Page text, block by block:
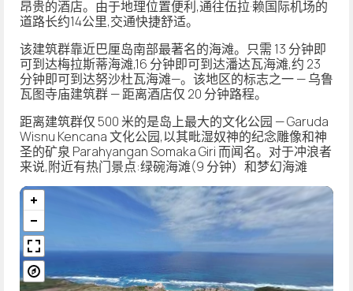
昂贵的酒店。由于地理位置便利,通往伍拉·赖国际机场的
道路长约14公里,交通快捷舒适。
该建筑群靠近巴厘岛南部最著名的海滩。只需 13 分钟即
可到达梅拉斯蒂海滩,16 分钟即可到达潘达瓦海滩,约 23
分钟即可到达努沙杜瓦海滩—。该地区的标志之一 — 乌鲁
瓦图寺庙建筑群 — 距离酒店仅 20 分钟路程。
距离建筑群仅 500 米的是岛上最大的文化公园 — Garuda
Wisnu Kencana 文化公园,以其毗湿奴神的纪念雕像和神
圣的矿泉 Parahyangan Somaka Giri 而闻名。对于冲浪者
来说,附近有热门景点:绿碗海滩(9 分钟）和梦幻海滩